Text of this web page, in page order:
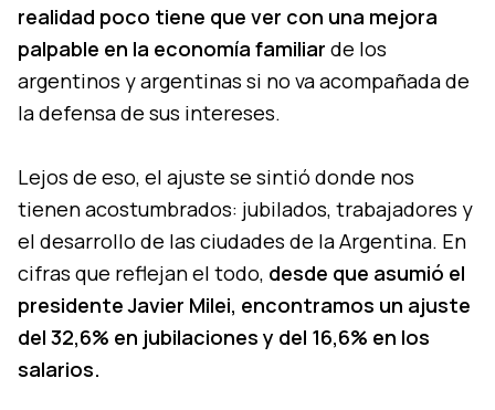
realidad poco tiene que ver con una mejora
palpable en la economía familiar de los
argentinos y argentinas si no va acompañada de
la defensa de sus intereses.
Lejos de eso, el ajuste se sintió donde nos
tienen acostumbrados: jubilados, trabajadores y
el desarrollo de las ciudades de la Argentina. En
cifras que reflejan el todo, desde que asumió el
presidente Javier Milei, encontramos un ajuste
del 32,6% en jubilaciones y del 16,6% en los
salarios.